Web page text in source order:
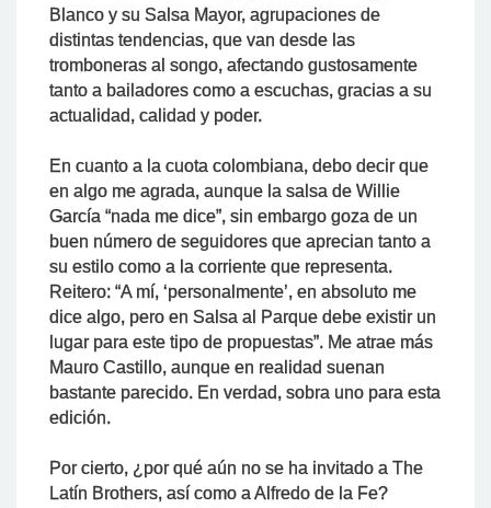
Blanco y su Salsa Mayor, agrupaciones de
distintas tendencias, que van desde las
tromboneras al songo, afectando gustosamente
tanto a bailadores como a escuchas, gracias a su
actualidad, calidad y poder.
En cuanto a la cuota colombiana, debo decir que
en algo me agrada, aunque la salsa de Willie
García “nada me dice”, sin embargo goza de un
buen número de seguidores que aprecian tanto a
su estilo como a la corriente que representa.
Reitero: “A mí, ‘personalmente’, en absoluto me
dice algo, pero en Salsa al Parque debe existir un
lugar para este tipo de propuestas”. Me atrae más
Mauro Castillo, aunque en realidad suenan
bastante parecido. En verdad, sobra uno para esta
edición.
Por cierto, ¿por qué aún no se ha invitado a The
Latín Brothers, así como a Alfredo de la Fe?